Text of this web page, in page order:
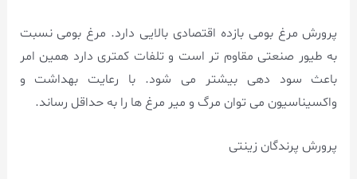
پرورش مرغ بومی بازده اقتصادی بالایی دارد. مرغ بومی نسبت
به طیور صنعتی مقاوم تر است و تلفات کمتری دارد همین امر
باعث سود دهی بیشتر می شود. با رعایت بهداشت و
واکسیناسیون می توان مرگ و میر مرغ ها را به حداقل رساند.
پرورش پرندگان زینتی